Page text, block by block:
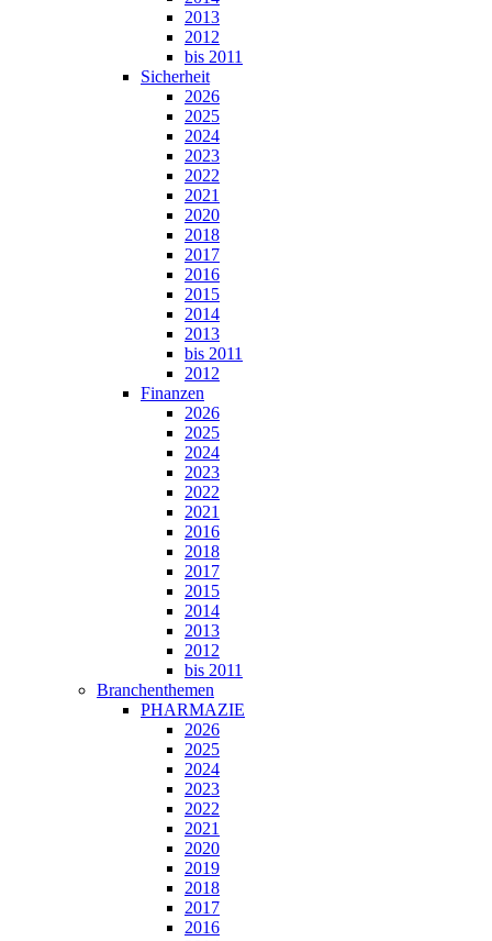
2013
2012
bis 2011
Sicherheit
2026
2025
2024
2023
2022
2021
2020
2018
2017
2016
2015
2014
2013
bis 2011
2012
Finanzen
2026
2025
2024
2023
2022
2021
2016
2018
2017
2015
2014
2013
2012
bis 2011
Branchenthemen
PHARMAZIE
2026
2025
2024
2023
2022
2021
2020
2019
2018
2017
2016